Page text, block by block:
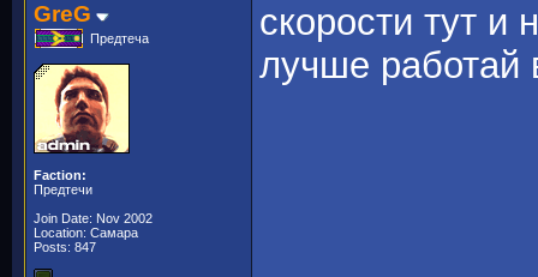
GreG
Предтеча
Faction:
Предтечи
Join Date: Nov 2002
Location: Самара
Posts: 847
скорости тут и
лучше работай